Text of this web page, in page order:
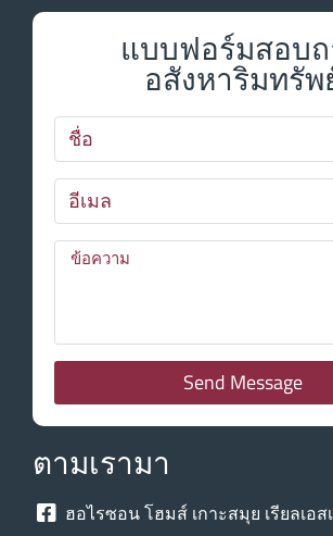
แบบฟอร์มสอบ
อสังหาริมทรัพ
Send Message
ตามเรามา
ฮอไรซอน โฮมส์ เกาะสมุย เรียลเอส